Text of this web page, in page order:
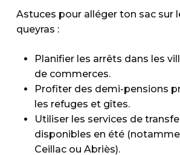
Astuces pour alléger ton sac sur
queyras :
Planifier les arrêts dans les
de commerces.
Profiter des demi-pensions
les refuges et gîtes.
Utiliser les services de
disponibles en été
Ceillac ou Abriès).